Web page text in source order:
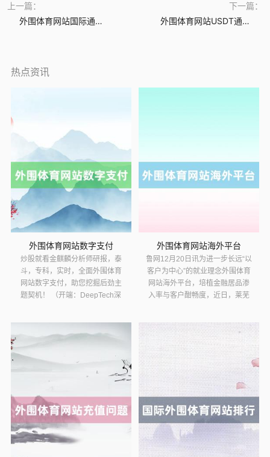
上一篇：
外围体育网站国际通道 690亿“国补”落地，促毁坏怎样再添新能源？
下一篇：
外围体育网站USDT通道 从国民品牌到“冬季之王”：解密鸭鸭羽绒服的三宗“最”
热点资讯
外围体育网站数字支付
炒股就看金麒麟分析师研报，泰
斗，专科，实时，全面外围体育
网站数字支付，助您挖掘后劲主
题契机！ （开端：DeepTech深
外围体育网站海外平台
鲁网12月20日讯为进一步长远“以
客户为中心”的就业理念外围体育
网站海外平台，培植金融居品渗
入率与客户酣畅度，近日，莱芜